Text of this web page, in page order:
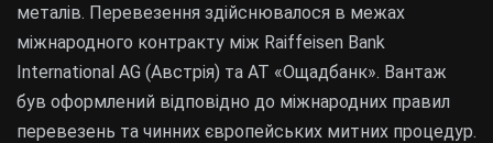
металів. Перевезення здійснювалося в межах
міжнародного контракту між Raiffeisen Bank
International AG (Австрія) та АТ «Ощадбанк». Вантаж
був оформлений відповідно до міжнародних правил
перевезень та чинних європейських митних процедур.